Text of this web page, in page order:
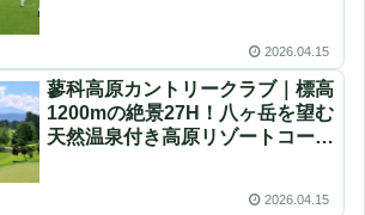
2026.04.15
蓼科高原カントリークラブ｜標高
1200mの絶景27H！八ヶ岳を望む
天然温泉付き高原リゾートコース
2026.04.15